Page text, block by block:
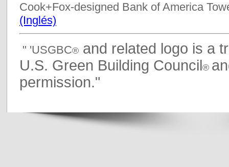
Cook+Fox-designed Bank of America
(Inglés)
" 'USGBC® and related logo is a
U.S. Green Building Council®
permission."